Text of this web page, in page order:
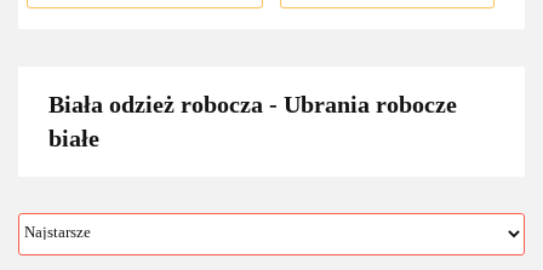
Biała odzież robocza - Ubrania robocze
białe